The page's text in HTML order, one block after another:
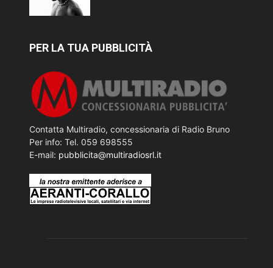
PER LA TUA PUBBLICITÀ
Contatta Multiradio, concessionaria di Radio Bruno
Per info: Tel. 059 698555
E-mail: pubblicita@multiradiosrl.it